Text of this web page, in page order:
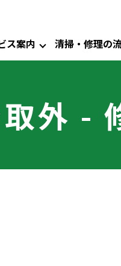
ス案内 清掃・修理の
外 -